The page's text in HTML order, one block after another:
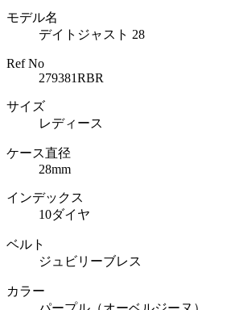
モデル名
デイトジャスト 28
Ref No
279381RBR
サイズ
レディース
ケース直径
28mm
インデックス
10ダイヤ
ベルト
ジュビリーブレス
カラー